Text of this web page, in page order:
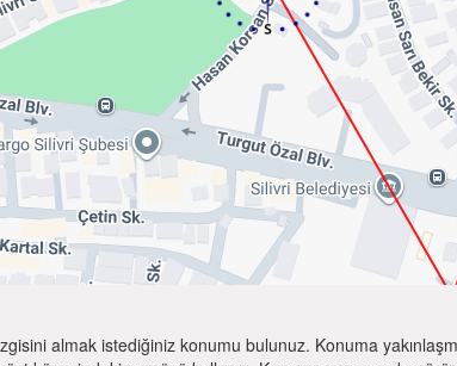
almak istediğiniz konumu bulunuz. Konuma